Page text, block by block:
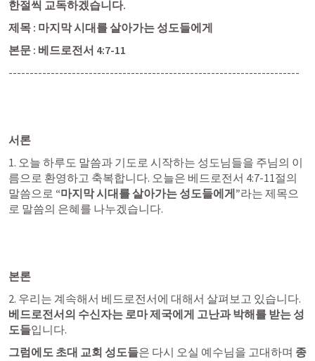
제목 : 마지막 시대를 살아가는 성도들에게
본문 : 베드로전서 4:7-11
---------------------------------------------------------------------
서론
1. 오늘 하루도 말씀과 기도로 시작하는 성도님들을 주님의 이
름으로 환영하고 축복합니다. 오늘은 베드로전서 4:7-11절의
말씀으로 “마지막 시대를 살아가는 성도들에게”라는 제목으
로 말씀의 은혜를 나누겠습니다.
본론
베드로전서의 수신자는 로마 제국에게 고난과 박해를 받는 성
도들입니다.
그럼에도 초대 교회 성도들은 다시 오실 예수님을 고대하며 종